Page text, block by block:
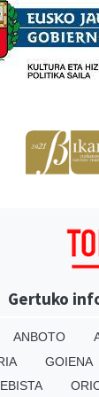
Gertuko
ANBOTO
GOIENA